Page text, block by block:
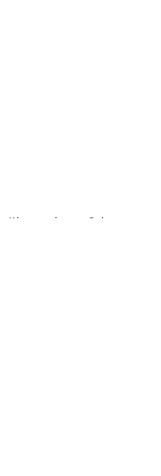
Κάνε μια στάση στο ιδιαίτερο